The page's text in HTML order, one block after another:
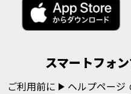
スマートフォ
ご利用前に ヘルプページ